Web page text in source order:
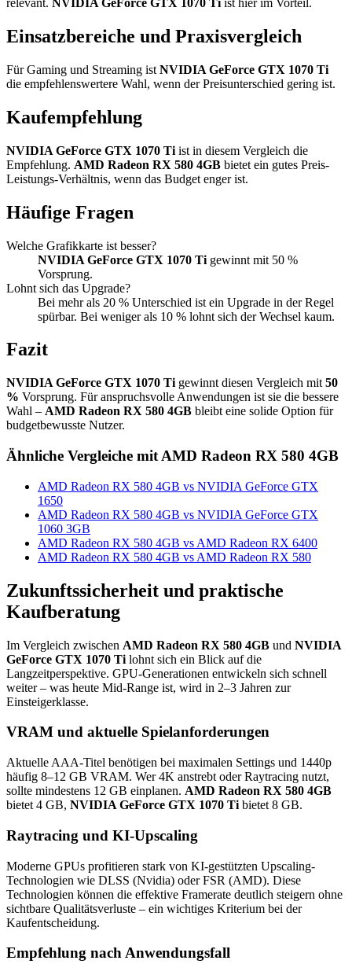
relevant. NVIDIA GeForce GTX 1070 Ti ist hier im Vorteil.
Einsatzbereiche und Praxisvergleich
Für Gaming und Streaming ist NVIDIA GeForce GTX 1070 Ti
die empfehlenswertere Wahl, wenn der Preisunterschied gering ist.
Kaufempfehlung
NVIDIA GeForce GTX 1070 Ti ist in diesem Vergleich die
Empfehlung. AMD Radeon RX 580 4GB bietet ein gutes Preis-
Leistungs-Verhältnis, wenn das Budget enger ist.
Häufige Fragen
Welche Grafikkarte ist besser?
NVIDIA GeForce GTX 1070 Ti gewinnt mit 50 %
Vorsprung.
Lohnt sich das Upgrade?
Bei mehr als 20 % Unterschied ist ein Upgrade in der Regel
spürbar. Bei weniger als 10 % lohnt sich der Wechsel kaum.
Fazit
NVIDIA GeForce GTX 1070 Ti gewinnt diesen Vergleich mit 50
% Vorsprung. Für anspruchsvolle Anwendungen ist sie die bessere
Wahl – AMD Radeon RX 580 4GB bleibt eine solide Option für
budgetbewusste Nutzer.
Ähnliche Vergleiche mit AMD Radeon RX 580 4GB
AMD Radeon RX 580 4GB vs NVIDIA GeForce GTX
1650
AMD Radeon RX 580 4GB vs NVIDIA GeForce GTX
1060 3GB
AMD Radeon RX 580 4GB vs AMD Radeon RX 6400
AMD Radeon RX 580 4GB vs AMD Radeon RX 580
Zukunftssicherheit und praktische
Kaufberatung
Im Vergleich zwischen AMD Radeon RX 580 4GB und NVIDIA
GeForce GTX 1070 Ti lohnt sich ein Blick auf die
Langzeitperspektive. GPU-Generationen entwickeln sich schnell
weiter – was heute Mid-Range ist, wird in 2–3 Jahren zur
Einsteigerklasse.
VRAM und aktuelle Spielanforderungen
Aktuelle AAA-Titel benötigen bei maximalen Settings und 1440p
häufig 8–12 GB VRAM. Wer 4K anstrebt oder Raytracing nutzt,
sollte mindestens 12 GB einplanen. AMD Radeon RX 580 4GB
bietet 4 GB, NVIDIA GeForce GTX 1070 Ti bietet 8 GB.
Raytracing und KI-Upscaling
Moderne GPUs profitieren stark von KI-gestützten Upscaling-
Technologien wie DLSS (Nvidia) oder FSR (AMD). Diese
Technologien können die effektive Framerate deutlich steigern ohne
sichtbare Qualitätsverluste – ein wichtiges Kriterium bei der
Kaufentscheidung.
Empfehlung nach Anwendungsfall